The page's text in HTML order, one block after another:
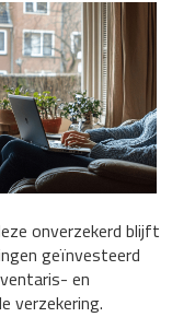
onverzekerd blijft
geïnvesteerd
en
verzekering.